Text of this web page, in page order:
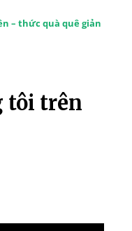
– thức quà quê giản
tôi trên